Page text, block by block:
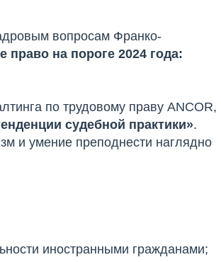
вопросам Франко-
право на пороге 2024 года:
по трудовому праву ANCOR,
судебной практики».
и умение преподнести наглядно
иностранными гражданами;